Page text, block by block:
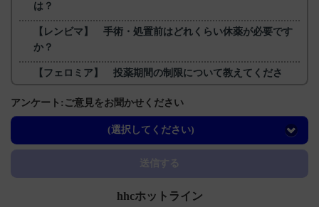
は？
【レンビマ】 手術・処置前はどれくらい休薬が必要です
か？
【フェロミア】 投薬期間の制限について教えてくださ
【アクトネル】 飲み忘れた場合の対応について教えてく
アンケート:ご意見をお聞かせください
(選択してください)
hhcホットライン